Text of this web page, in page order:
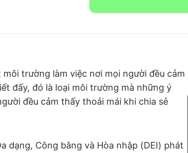
trường làm việc nơi mọi người đều cảm
đấy, đó là loại môi trường mà những ý
đều cảm thấy thoải mái khi chia sẻ
dạng, Công bằng và Hòa nhập (DEI) phát